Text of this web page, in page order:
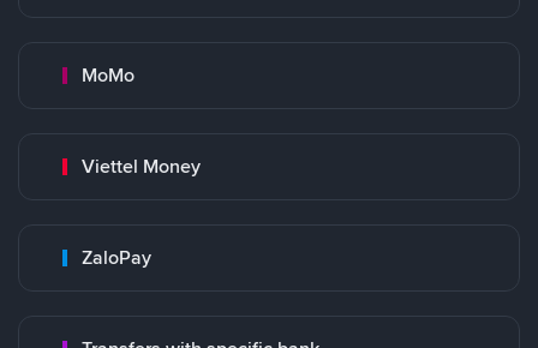
MoMo
Viettel Money
ZaloPay